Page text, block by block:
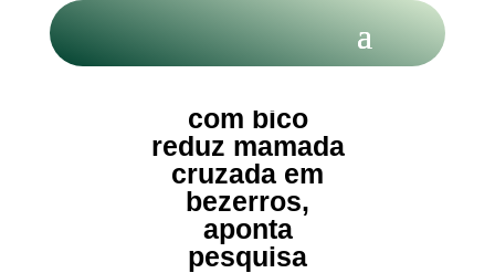
com bico
reduz mamada
cruzada em
bezerros,
aponta
pesquisa